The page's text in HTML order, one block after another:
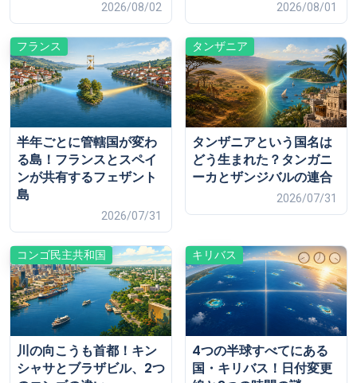
2026/08/02 2026/08/01
フランス
半年ごとに管轄国が変わ
る島！フランスとスペイ
ンが共有するフェザント
島
2026/07/31
タンザニア
タンザニアという国名は
どう生まれた？タンガニ
ーカとザンジバルの連合
2026/07/31
コンゴ民主共和国
川の向こうも首都！キン
シャサとブラザビル、2つ
キリバス
4つの半球すべてにある
国・キリバス！日付変更